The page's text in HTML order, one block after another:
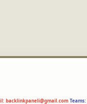
backlinkpaneli@gmail.com Teams: